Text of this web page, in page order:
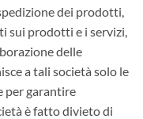
dei prodotti,
sui prodotti e i servizi,
delle
a tali società solo le
per garantire
è fatto divieto di